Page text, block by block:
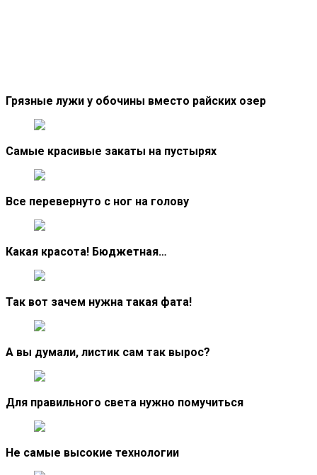
Грязные лужи у обочины вместо райских озер
Самые красивые закаты на пустырях
Все перевернуто с ног на голову
Какая красота! Бюджетная…
Так вот зачем нужна такая фата!
А вы думали, листик сам так вырос?
Для правильного света нужно помучиться
Не самые высокие технологии